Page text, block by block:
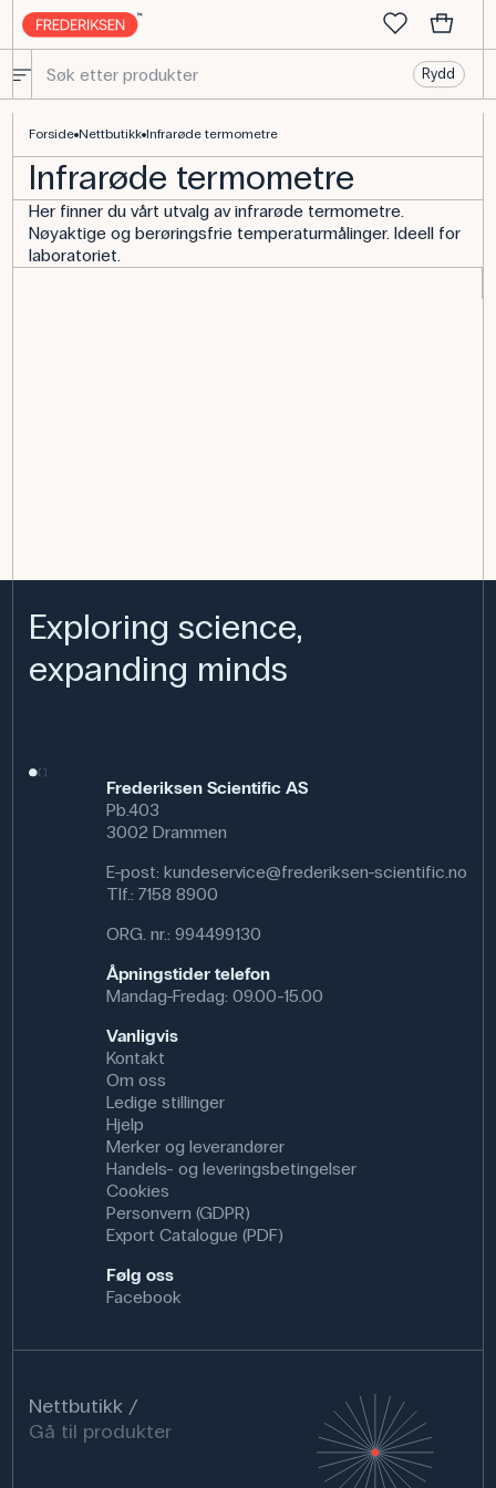
Rydd
Forside Nettbutikk Infrarøde termometre
Infrarøde termometre
Her finner du vårt utvalg av infrarøde termometre.
Nøyaktige og berøringsfrie temperaturmålinger. Ideell for
laboratoriet.
Exploring science,
expanding minds
Frederiksen Scientific AS
Pb.403
3002 Drammen
E-post: kundeservice@frederiksen-scientific.no
Tlf.: 7158 8900
ORG. nr.: 994499130
Åpningstider telefon
Mandag-Fredag: 09.00-15.00
Vanligvis
Kontakt
Om oss
Ledige stillinger
Hjelp
Merker og leverandører
Handels- og leveringsbetingelser
Cookies
Personvern (GDPR)
Export Catalogue (PDF)
Følg oss
Facebook
Nettbutikk
Gå til produkter